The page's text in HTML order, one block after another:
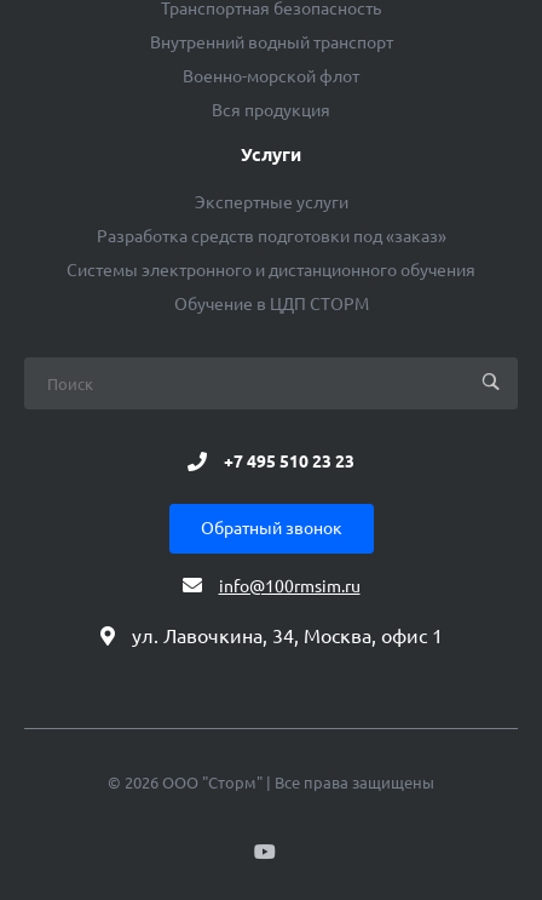
Транспортная безопасность
Внутренний водный транспорт
Военно-морской флот
Вся продукция
Услуги
Экспертные услуги
Разработка средств подготовки под «заказ»
Системы электронного и дистанционного обучения
Обучение в ЦДП СТОРМ
+7 495 510 23 23
Обратный звонок
info@100rmsim.ru
ул. Лавочкина, 34, Москва, офис 1
© 2026 ООО "Сторм" | Все права защищены